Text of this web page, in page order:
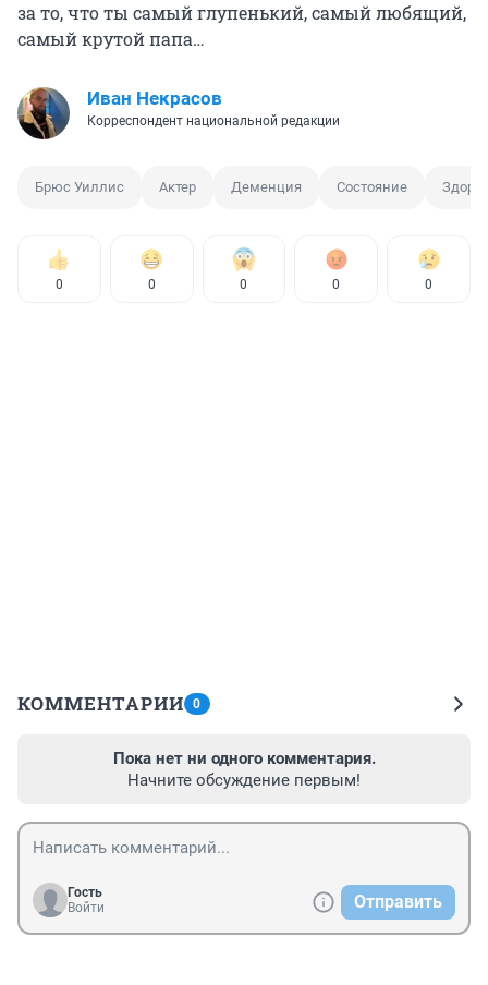
за то, что ты самый глупенький, самый любящий,
самый крутой папа…
Иван Некрасов
Корреспондент национальной редакции
Брюс Уиллис Актер Деменция Состояние
0 0 0 0 0
КОММЕНТАРИИ 0
Пока нет ни одного комментария.
Начните обсуждение первым!
Гость
Войти
Отправить